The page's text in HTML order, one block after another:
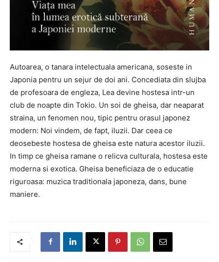
Autoarea, o tanara intelectuala americana, soseste in
Japonia pentru un sejur de doi ani. Concediata din slujba
de profesoara de engleza, Lea devine hostesa intr-un
club de noapte din Tokio. Un soi de gheisa, dar neaparat
straina, un fenomen nou, tipic pentru orasul japonez
modern: Noi vindem, de fapt, iluzii. Dar ceea ce
deosebeste hostesa de gheisa este natura acestor iluzii.
In timp ce gheisa ramane o relicva culturala, hostesa este
moderna si exotica. Gheisa beneficiaza de o educatie
riguroasa: muzica traditionala japoneza, dans, bune
maniere.